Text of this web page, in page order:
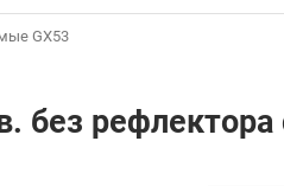
GX53
без рефлектора